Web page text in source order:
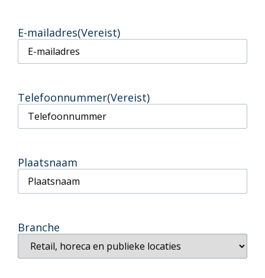
E-mailadres(Vereist)
Telefoonnummer(Vereist)
Plaatsnaam
Branche